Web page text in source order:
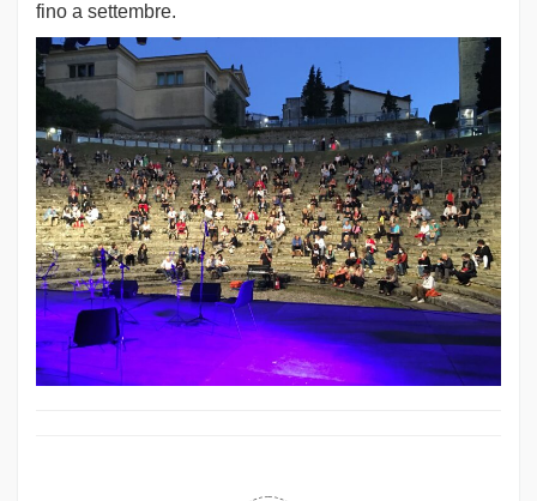
fino a settembre.